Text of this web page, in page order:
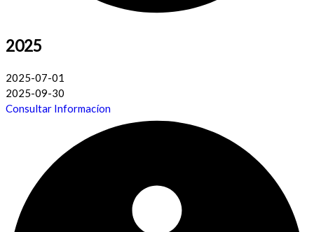
2025
2025-07-01
2025-09-30
Consultar Informacíon